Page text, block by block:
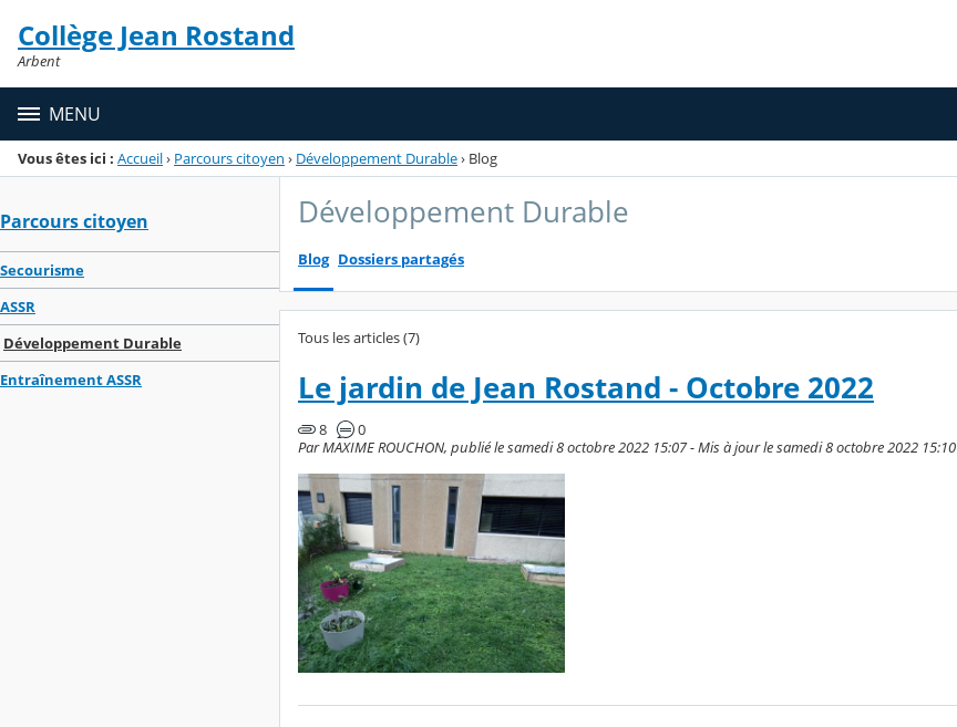
Menu de la rubrique
Contenu
Collège Jean Rostand
Arbent
MENU
Vous êtes ici : Accueil› Parcours citoyen › Développement Durable› Blog
Parcours citoyen
Secourisme
ASSR
Développement Durable
Entraînement ASSR
Développement Durable
Blog Dossiers partagés
Tous les articles (7)
Le jardin de Jean Rostand - Octobre 2022
8
0
Par MAXIME ROUCHON, publié le samedi 8 octobre 2022 15:07 - Mis à jour le samedi 8 octobre 2022 15:10